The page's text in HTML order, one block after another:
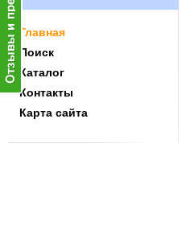
Главная
Поиск
Каталог
Контакты
Карта сайта